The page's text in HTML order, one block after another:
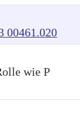
00461.020
wie P